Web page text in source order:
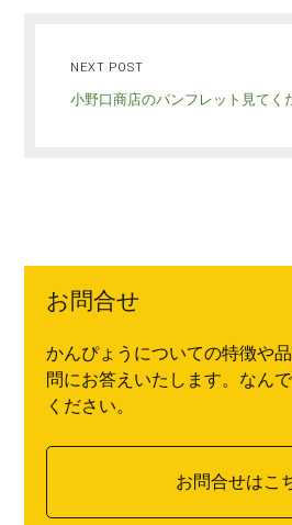
NEXT POST
小野口商店のパンフレット見てく
お問合せ
かんぴょうについての特徴や
問にお答えいたします。なん
ください。
お問合せはこ